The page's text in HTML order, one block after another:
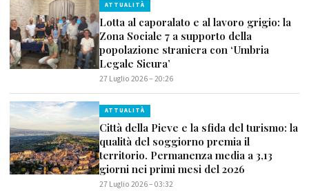
ATTUALITÀ
Lotta al caporalato e al lavoro grigio: la
Zona Sociale 7 a supporto della
popolazione straniera con ‘Umbria
Legale Sicura’
27 Luglio 2026 – 20:26
ATTUALITÀ
Città della Pieve e la sfida del turismo: la
qualità del soggiorno premia il
territorio. Permanenza media a 3,13
giorni nei primi mesi del 2026
27 Luglio 2026 – 03:32